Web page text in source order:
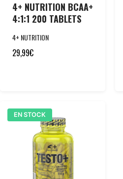
4+ NUTRITION BCAA+
4:1:1 200 TABLETS
4+ NUTRITION
29,99€
EN STOCK